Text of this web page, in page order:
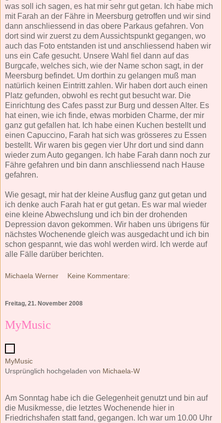
was soll ich sagen, es hat mir sehr gut getan. Ich habe mich
mit Farah an der Fähre in Meersburg getroffen und wir sind
dann anschliessend in das obere Parkaus gefahren. Von
dort sind wir zuerst zu dem Aussichtspunkt gegangen, wo
auch das Foto entstanden ist und anschliessend haben wir
uns ein Cafe gesucht. Unsere Wahl fiel dann auf das
Burgcafe, welches sich, wie der Name schon sagt, in der
Meersburg befindet. Um dorthin zu gelangen muß man
natürlich keinen Eintritt zahlen. Wir haben dort auch einen
Platz gefunden, obwohl es recht gut besucht war. Die
Einrichtung des Cafes passt zur Burg und dessen Alter. Es
hat einen, wie ich finde, etwas morbiden Charme, der mir
ganz gut gefallen hat. Ich habe einen Kuchen bestellt und
einen Capuccino, Farah hat sich was grösseres zu Essen
bestellt. Wir waren bis gegen vier Uhr dort und sind dann
wieder zum Auto gegangen. Ich habe Farah dann noch zur
Fähre gefahren und bin dann anschliessend nach Hause
gefahren.
Wie gesagt, mir hat der kleine Ausflug ganz gut getan und
ich denke auch Farah hat er gut getan. Es war mal wieder
eine kleine Abwechslung und ich bin der drohenden
Depression davon gekommen. Wir haben uns übrigens für
nächstes Wochenende gleich was ausgedacht und ich bin
schon gespannt, wie das wohl werden wird. Ich werde auf
alle Fälle darüber berichten.
Michaela Werner Keine Kommentare:
Freitag, 21. November 2008
MyMusic
MyMusic
Ursprünglich hochgeladen von Michaela-W
Am Sonntag habe ich die Gelegenheit genutzt und bin auf
die Musikmesse, die letztes Wochenende hier in
Friedrichshafen statt fand, gegangen. Ich war um 10.00 Uhr